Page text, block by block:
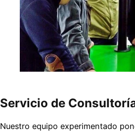
Servicio de
Nuestro equipo experimentado